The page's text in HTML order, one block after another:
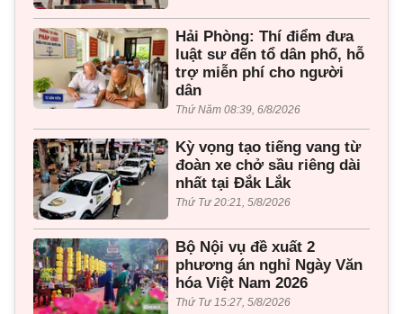
Hải Phòng: Thí điểm đưa
luật sư đến tổ dân phố, hỗ
trợ miễn phí cho người
dân
Thứ Năm 08:39, 6/8/2026
Kỳ vọng tạo tiếng vang từ
đoàn xe chở sầu riêng dài
nhất tại Đắk Lắk
Thứ Tư 20:21, 5/8/2026
Bộ Nội vụ đề xuất 2
phương án nghỉ Ngày Văn
hóa Việt Nam 2026
Thứ Tư 15:27, 5/8/2026